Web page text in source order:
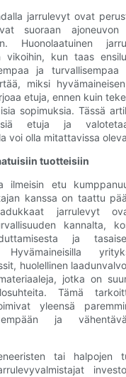
jarrulevyt ovat
suoraan ajoneuvon
Huonolaatuinen
vikoihin, kun taas
ja turvallisempaa
miksi
etuja, ennen kuin
​​sopimuksia. Tässä
etuja ja
voi olla mitattavissa
tuotteisiin
ilmeisin etu
kanssa on taattu
jarrulevyt
kannalta,
ja
Hyvämaineisilla
huolellinen
jotka on
Tämä
yleensä
ja
tai halpojen